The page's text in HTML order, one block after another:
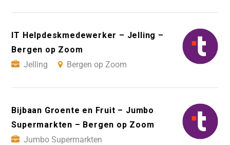
IT Helpdeskmedewerker – Jelling –
Bergen op Zoom
Jelling
Bergen op Zoom
Bijbaan Groente en Fruit – Jumbo
Supermarkten – Bergen op Zoom
Jumbo Supermarkten